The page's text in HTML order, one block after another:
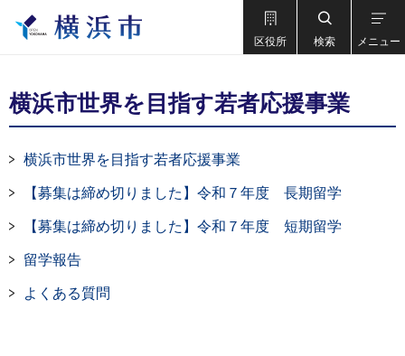
区役所 検索 メニュー
横浜市世界を目指す若者応援事業
横浜市世界を目指す若者応援事業
【募集は締め切りました】令和７年度 長期留学
【募集は締め切りました】令和７年度 短期留学
留学報告
よくある質問